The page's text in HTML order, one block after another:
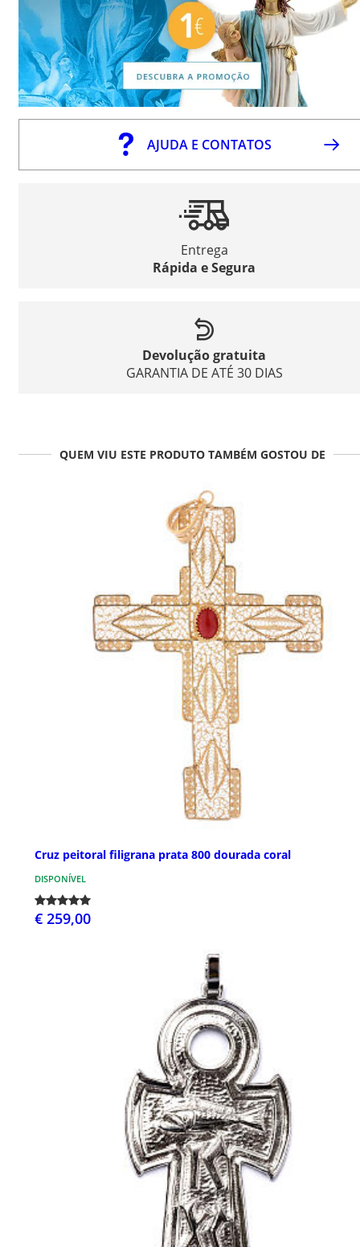
AJUDA E CONTATOS
Entrega
Rápida e Segura
Devolução gratuita
GARANTIA DE ATÉ 30 DIAS
QUEM VIU ESTE PRODUTO TAMBÉM GOSTOU DE
Cruz peitoral filigrana prata 800 dourada coral
DISPONÍVEL
€ 259,00